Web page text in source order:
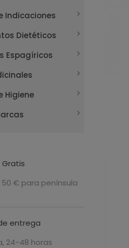
Indicaciones
Dietéticos
Espagíricos
Higiene
50 € para península
entrega
24-48 horas